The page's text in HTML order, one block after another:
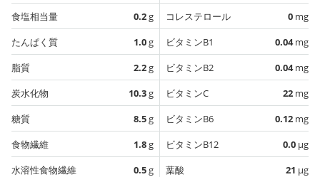
食塩相当量
0.2g
たんぱく質
1.0g
脂質
2.2g
炭水化物
10.3g
糖質
8.5g
食物繊維
1.8g
水溶性食物繊維
0.5g
コレステロール
0 mg
ビタミンB1
0.04mg
ビタミンB2
0.04mg
ビタミンC
22 mg
ビタミンB6
0.12 mg
ビタミンB12
0.0 µg
葉酸
21 µg